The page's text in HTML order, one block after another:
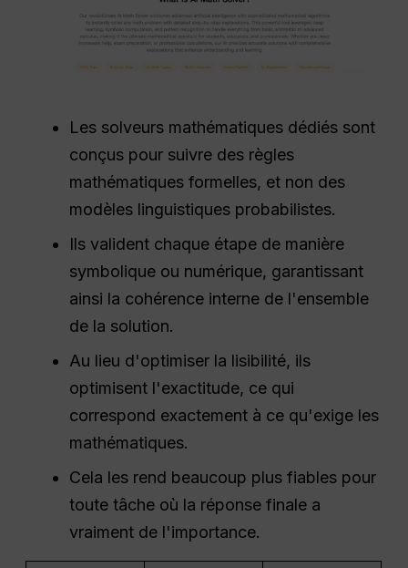
Les solveurs mathématiques dédiés sont
conçus pour suivre des règles
mathématiques formelles, et non des
modèles linguistiques probabilistes.
Ils valident chaque étape de manière
symbolique ou numérique, garantissant
ainsi la cohérence interne de l'ensemble
de la solution.
Au lieu d'optimiser la lisibilité, ils
optimisent l'exactitude, ce qui
correspond exactement à ce qu'exige les
mathématiques.
Cela les rend beaucoup plus fiables pour
toute tâche où la réponse finale a
vraiment de l'importance.